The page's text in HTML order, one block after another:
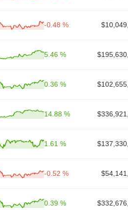
-0.48 %
5.46 %
0.36 %
14.88 %
1.61 %
-0.52 %
0.39 %